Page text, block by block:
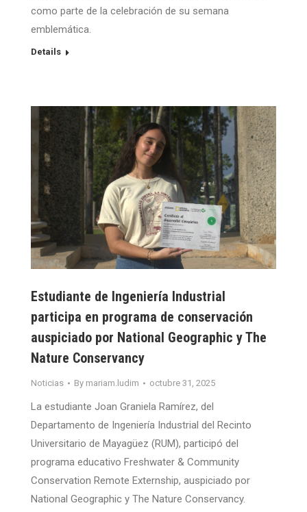
como parte de la celebración de su semana
emblemática.
Details
Estudiante de Ingeniería Industrial
participa en programa de conservación
auspiciado por National Geographic y The
Nature Conservancy
Noticias By mariam.ludim octubre 31, 2025
La estudiante Joan Graniela Ramírez, del
Departamento de Ingeniería Industrial del Recinto
Universitario de Mayagüez (RUM), participó del
programa educativo Freshwater & Community
Conservation Remote Externship, auspiciado por
National Geographic y The Nature Conservancy.